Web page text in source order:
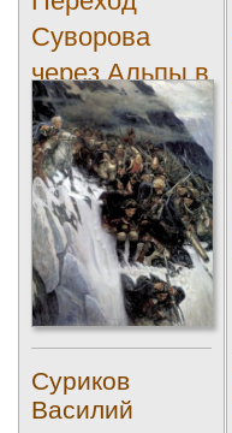
Суворова
через Альпы в
1799 году
(Suvorov...
Суриков
Василий